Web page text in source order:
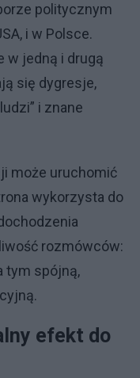
politycznym
i w Polsce.
w jedną i drugą
się dygresje,
i znane
może uruchomić
wykorzysta do
rozmówców:
tym spójną,
efekt do